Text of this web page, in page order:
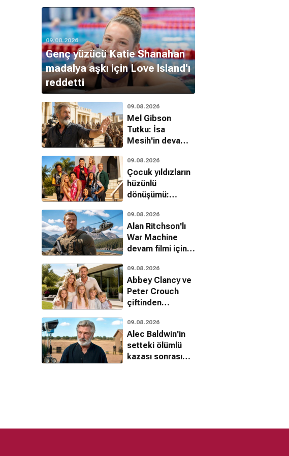
09.08.2026
Genç yüzücü Katie Shanahan
madalya aşkı için Love Island'ı
reddetti
09.08.2026
Mel Gibson
Tutku: İsa
Mesih'in devam
tamamladı
09.08.2026
Çocuk yıldızların
hüzünlü
dönüşümü:
servetler nasıl
yok oldu?
09.08.2026
Alan Ritchson'lı
War Machine
devam filmi için
09.08.2026
Abbey Clancy ve
Peter Crouch
çiftinden
realite şov
hamlesi
09.08.2026
Alec Baldwin'in
setteki ölümlü
kazası sonrası